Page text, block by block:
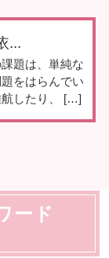
...
題は、単純な
をはらんでい
航したり、 […]
ード